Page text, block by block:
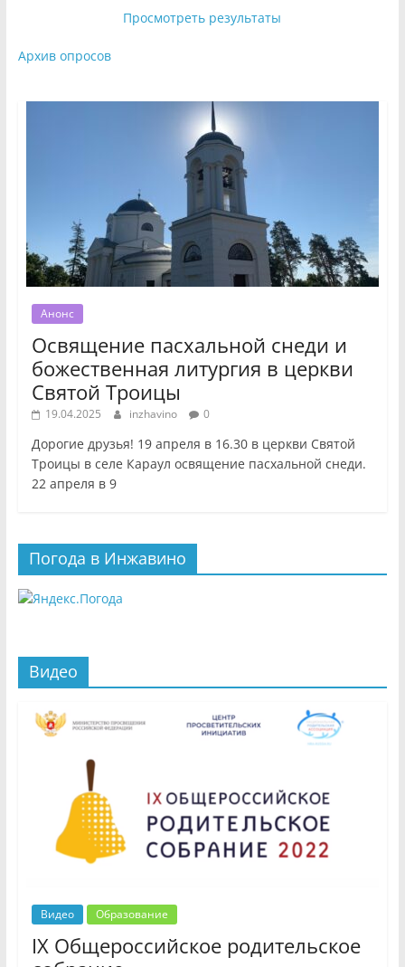
Просмотреть результаты
Архив опросов
Анонс
Освящение пасхальной снеди и
божественная литургия в церкви
Святой Троицы
19.04.2025 inzhavino 0
Дорогие друзья! 19 апреля в 16.30 в церкви Святой
Троицы в селе Караул освящение пасхальной снеди.
22 апреля в 9
Погода в Инжавино
Видео
Видео Образование
IX Общероссийское родительское